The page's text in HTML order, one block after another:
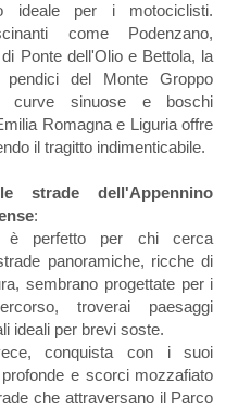
ideale per i motociclisti.
come Podenzano,
Ponte dell'Olio e Bettola, la
del Monte Groppo
curve sinuose e boschi
Romagna e Liguria offre
il tragitto indimenticabile.
strade dell'Appennino
:
è perfetto per chi cerca
panoramiche, ricche di
sembrano progettate per i
troverai paesaggi
ideali per brevi soste.
conquista con i suoi
e scorci mozzafiato
che attraversano il Parco